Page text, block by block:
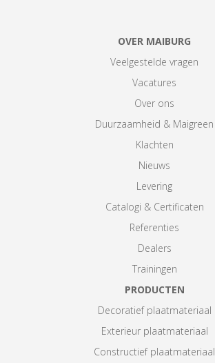
OVER MAIBURG
Veelgestelde vragen
Vacatures
Over ons
Duurzaamheid & Maigreen
Klachten
Nieuws
Levering
Catalogi & Certificaten
Referenties
Dealers
Trainingen
PRODUCTEN
Decoratief plaatmateriaal
Exterieur plaatmateriaal
Constructief plaatmateriaal